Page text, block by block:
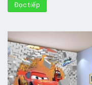
Đọc tiếp